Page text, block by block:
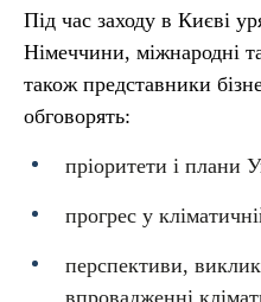
Під час заходу в Києві
Німеччини, міжнародні
також представники
обговорять:
пріоритети і плани
прогрес у
перспективи,
впровадженні